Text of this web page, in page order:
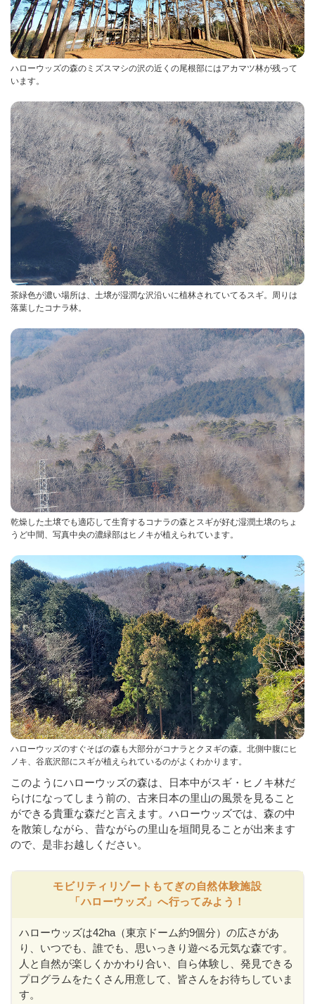
ハローウッズの森のミズスマシの沢の近くの尾根部にはアカマツ林が残って
います。
茶緑色が濃い場所は、土壌が湿潤な沢沿いに植林されていてるスギ。周りは
落葉したコナラ林。
乾燥した土壌でも適応して生育するコナラの森とスギが好む湿潤土壌のちょ
うど中間、写真中央の濃緑部はヒノキが植えられています。
ハローウッズのすぐそばの森も大部分がコナラとクヌギの森。北側中腹にヒ
ノキ、谷底沢部にスギが植えられているのがよくわかります。
このようにハローウッズの森は、日本中がスギ・ヒノキ林だ
らけになってしまう前の、古来日本の里山の風景を見ること
ができる貴重な森だと言えます。ハローウッズでは、森の中
を散策しながら、昔ながらの里山を垣間見ることが出来ます
ので、是非お越しください。
モビリティリゾートもてぎの自然体験施設
「ハローウッズ」へ行ってみよう！
ハローウッズは42ha（東京ドーム約9個分）の広さがあ
り、いつでも、誰でも、思いっきり遊べる元気な森です。
人と自然が楽しくかかわり合い、自ら体験し、発見できる
プログラムをたくさん用意して、皆さんをお待ちしていま
す。